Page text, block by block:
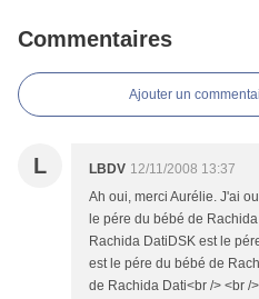
Commentaires
Ajouter un
L LBDV 12/11/2008 13:37
Ah oui, merci Aurélie. J'ai
le pére du bébé de
Rachida DatiDSK est le
est le pére du bébé de
de Rachida Dati<br /> <br /